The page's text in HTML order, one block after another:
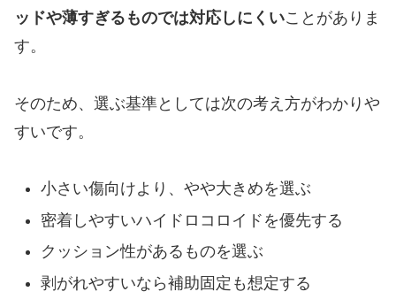
ッドや薄すぎるものでは対応しにくいことがありま
す。
そのため、選ぶ基準としては次の考え方がわかりや
すいです。
小さい傷向けより、やや大きめを選ぶ
密着しやすいハイドロコロイドを優先する
クッション性があるものを選ぶ
剥がれやすいなら補助固定も想定する